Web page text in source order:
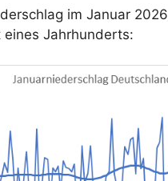
im Januar
eines Jahrhunderts: